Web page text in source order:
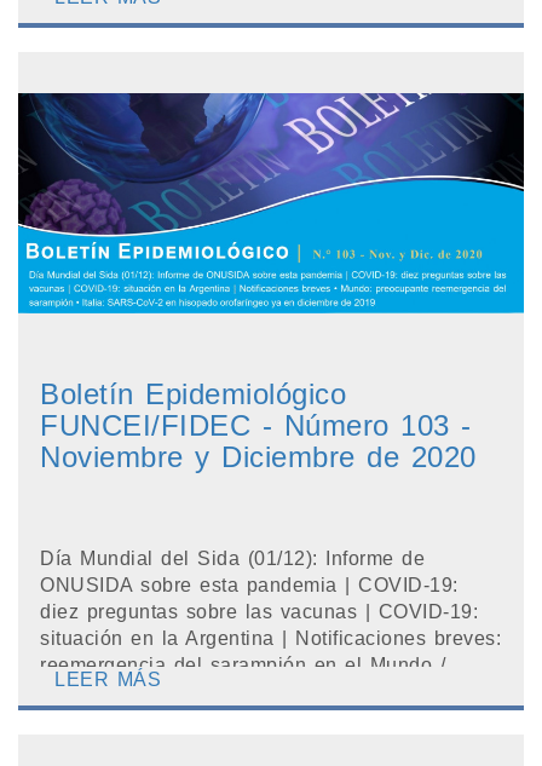
Boletín Epidemiológico
FUNCEI/FIDEC - Número 103 -
Noviembre y Diciembre de 2020
Día Mundial del Sida (01/12): Informe de
ONUSIDA sobre esta pandemia | COVID-19:
diez preguntas sobre las vacunas | COVID-19:
situación en la Argentina | Notificaciones breves:
reemergencia del sarampión en el Mundo /...
LEER MÁS